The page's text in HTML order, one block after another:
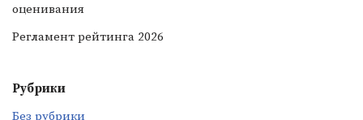
оценивания
Регламент рейтинга 2026
Рубрики
Без рубрики